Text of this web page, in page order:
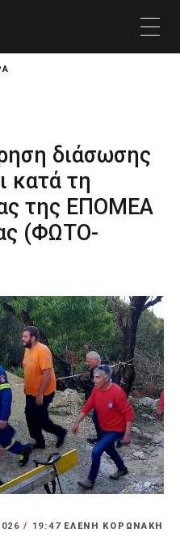
διάσωσης
κατά τη
της ΕΠΟΜΕΑ
(ΦΩΤΟ-
/ 19:47 ΕΛΕΝΗ ΚΟΡΩΝΑΚΗ